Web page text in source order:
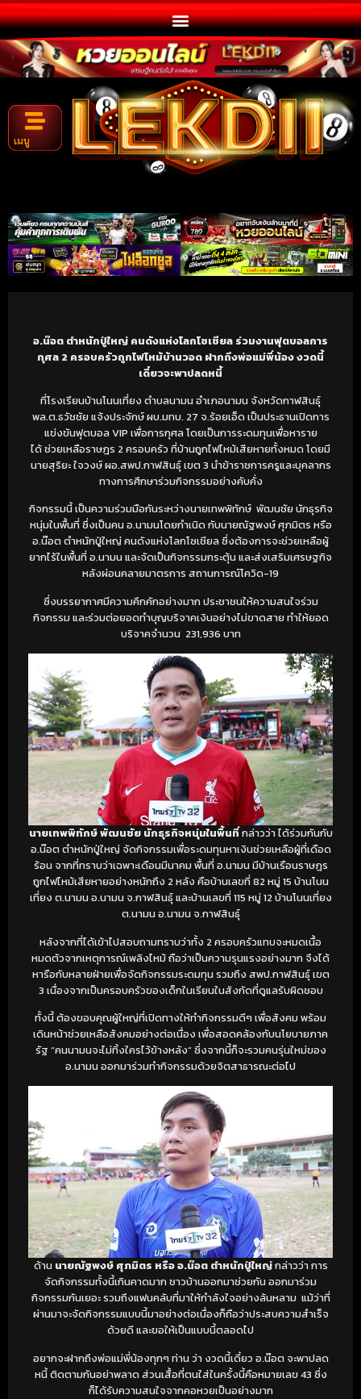
เมนู
อ.น๊อต ตำหนักปู่ใหญ่ คนดังแห่งโลกโซเชียล ร่วมงานฟุตบอลการ
กุศล 2 ครอบครัวถูกไฟไหม้บ้านวอด ฝากถึงพ่อแม่พี่น้อง งวดนี้
เดี๋ยวจะพาปลดหนี้
ที่โรงเรียนบ้านโนนเที่ยง ตำบลนามน อำเภอนามน จังหวัดกาฬสินธุ์
พล.ต.ธวัชชัย แจ้งประจักษ์ ผบ.มทบ. 27 จ.ร้อยเอ็ด เป็นประธานเปิดการ
แข่งขันฟุตบอล VIP เพื่อการกุศล โดยเป็นการระดมทุนเพื่อหาราย
ได้ ช่วยเหลือราษฎร 2 ครอบครัว ที่บ้านถูกไฟไหม้เสียหายทั้งหมด โดยมี
นายสุริยะ ใจวงษ์ ผอ.สพป.กาฬสินธุ์ เขต 3 นำข้าราชการครูและบุคลากร
ทางการศึกษาร่วมกิจกรรมอย่างคับคั่ง
กิจกรรมนี้ เป็นความร่วมมือกันระหว่างนายเทพพิทักษ์ พัฒนชัย นักธุรกิจ
หนุ่มในพื้นที่ ซึ่งเป็นคน อ.นามนโดยกำเนิด กับนายณัฐพงษ์ ศุภมิตร หรือ
อ.น๊อต ตำหนักปู่ใหญ่ คนดังแห่งโลกโซเชียล ซึ่งต้องการจะช่วยเหลือผู้
ยากไร้ในพื้นที่ อ.นามน และจัดเป็นกิจกรรมกระตุ้น และส่งเสริมเศรษฐกิจ
หลังผ่อนคลายมาตรการ สถานการณ์โควิด-19
ซึ่งบรรยากาศมีความคึกคักอย่างมาก ประชาชนให้ความสนใจร่วม
กิจกรรม และร่วมต่อยอดทำบุญบริจาคเงินอย่างไม่ขาดสาย ทำให้ยอด
บริจาคจำนวน 231,936 บาท
นายเทพพิทักษ์ พัฒนชัย นักธุรกิจหนุ่มในพื้นที่กล่าวว่า ได้ร่วมกันกับ
อ.น๊อต ตำหนักปู่ใหญ่ จัดกิจกรรมเพื่อระดมทุนหาเงินช่วยเหลือผู้ที่เดือด
ร้อน จากที่ทราบว่าเฉพาะเดือนมีนาคม พื้นที่ อ.นามน มีบ้านเรือนราษฎร
ถูกไฟไหม้เสียหายอย่างหนักถึง 2 หลัง คือบ้านเลขที่ 82 หมู่ 15 บ้านโนน
เที่ยง ต.นามน อ.นามน จ.กาฬสินธุ์ และบ้านเลขที่ 115 หมู่ 12 บ้านโนนเที่ยง
ต.นามน อ.นามน จ.กาฬสินธุ์
หลังจากที่ได้เข้าไปสอบถามทราบว่าทั้ง 2 ครอบครัวแทบจะหมดเนื้อ
หมดตัวจากเหตุการณ์เพลิงไหม้ ถือว่าเป็นความรุนแรงอย่างมาก จึงได้
หารือกับหลายฝ่ายเพื่อจัดกิจกรรมระดมทุน รวมถึง สพป.กาฬสินธุ์ เขต
3 เนื่องจากเป็นครอบครัวของเด็กในเรียนในสังกัดที่ดูแลรับผิดชอบ
ทั้งนี้ ต้องขอบคุณผู้ใหญ่ที่เปิดทางให้ทำกิจกรรมดีๆ เพื่อสังคม พร้อม
เดินหน้าช่วยเหลือสังคมอย่างต่อเนื่อง เพื่อสอดคล้องกับนโยบายภาค
รัฐ “คนนามนจะไม่ทิ้งใครไว้ข้างหลัง” ซึ่งจากนี้ก็จะรวมคนรุ่นใหม่ของ
อ.นามน ออกมาร่วมทำกิจกรรมด้วยจิตสาธารณะต่อไป
ด้าน นายณัฐพงษ์ ศุภมิตร หรือ อ.น๊อต ตำหนักปู่ใหญ่กล่าวว่า การ
จัดกิจกรรมทั้งนี้เกินคาดมาก ชาวบ้านออกมาช่วยกัน ออกมาร่วม
กิจกรรมกันเยอะ รวมถึงแฟนคลับที่มาให้กำลังใจอย่างล้นหลาม แม้ว่าที่
ผ่านมาจะจัดกิจกรรมแบบนี้มาอย่างต่อเนื่องก็ถือว่าประสบความสำเร็จ
ด้วยดี และขอให้เป็นแบบนี้ตลอดไป
อยากจะฝากถึงพ่อแม่พี่น้องทุกๆ ท่าน ว่า งวดนี้เดี๋ยว อ.น๊อต จะพาปลด
หนี้ ติดตามกันอย่าพลาด ส่วนเสื้อที่ตนใส่ในครั้งนี้คือหมายเลข 43 ซึ่ง
ก็ได้รับความสนใจจากคอหวยเป็นอย่างมาก